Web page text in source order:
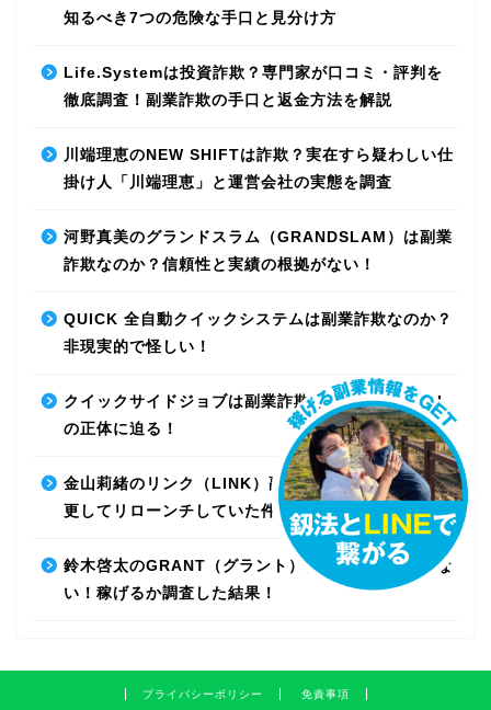
知るべき7つの危険な手口と見分け方
Life.Systemは投資詐欺？専門家が口コミ・評判を
徹底調査！副業詐欺の手口と返金方法を解説
川端理恵のNEW SHIFTは詐欺？実在すら疑わしい仕
掛け人「川端理恵」と運営会社の実態を調査
河野真美のグランドスラム（GRANDSLAM）は副業
詐欺なのか？信頼性と実績の根拠がない！
QUICK 全自動クイックシステムは副業詐欺なのか？
非現実的で怪しい！
クイックサイドジョブは副業詐欺なのか？最先端AI
の正体に迫る！
金山莉緒のリンク（LINK）副業詐欺！運営会社を変
更してリローンチしていた件！【再編集】
鈴木啓太のGRANT（グラント）は副業詐欺で稼げな
い！稼げるか調査した結果！
プライバシーポリシー 免責事項